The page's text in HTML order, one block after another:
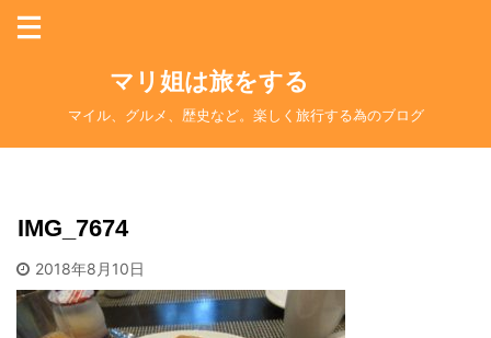
マリ姐は旅をする
マイル、グルメ、歴史など。楽しく旅行する為のブログ
IMG_7674
2018年8月10日